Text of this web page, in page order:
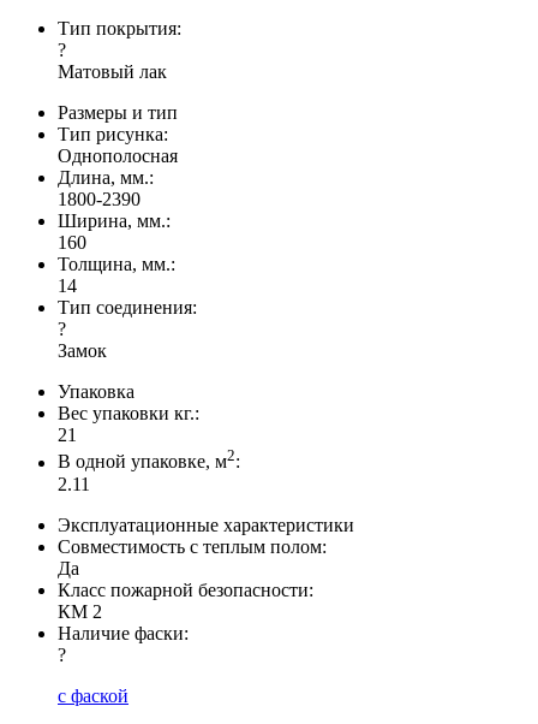
Тип покрытия:
?
Матовый лак
Размеры и тип
Тип рисунка:
Однополосная
Длина, мм.:
1800-2390
Ширина, мм.:
160
Толщина, мм.:
14
Тип соединения:
?
Замок
Упаковка
Вес упаковки кг.:
21
В одной упаковке, м2:
2.11
Эксплуатационные характеристики
Совместимость с теплым полом:
Да
Класс пожарной безопасности:
КМ 2
Наличие фаски:
?
с фаской